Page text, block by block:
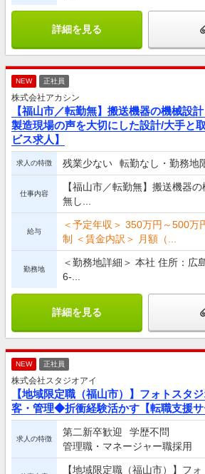
詳細を見る
NEW 正社員
株式会社アカシン
【福山市／転勤無】搬送機器の機械設
製造現場の声を大切にした設計/大手と
ビス求人】
求人の特徴 残業少ない 転勤なし・勤務地
仕事内容
【福山市／転勤無】搬送機器
無し...
給与
＜予定年収＞ 350万円～500万
制 ＜賃金内訳＞ 月額（...
勤務地
＜勤務地詳細＞ 本社 住所：広
6-...
詳細を見る
NEW 正社員
株式会社スタジオアイ
【地域限定職（福山市）】フォトスタ
客・管理◆折衝経験活かす【転職支援サ
求人の特徴
第二新卒歓迎
学歴不問
管理職・マネージャー職採用
【地域限定職（福山市）】フ